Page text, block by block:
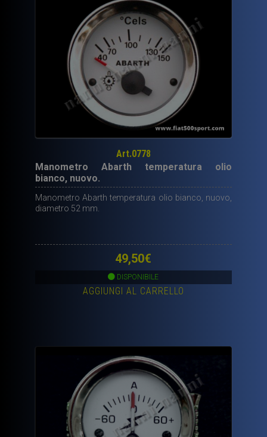
Art.0778
Manometro Abarth temperatura olio
bianco, nuovo.
Manometro Abarth temperatura olio bianco, nuovo,
diametro 52 mm.
49,50€
DISPONIBILE
AGGIUNGI AL CARRELLO